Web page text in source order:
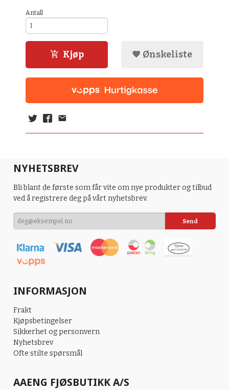
Antall
Kjøp Ønskeliste
NYHETSBREV
Bli blant de første som får vite om nye produkter og tilbud
ved å registrere deg på vårt nyhetsbrev.
INFORMASJON
Frakt
Kjøpsbetingelser
Sikkerhet og personvern
Nyhetsbrev
Ofte stilte spørsmål
AAENG FJØSBUTIKK A/S